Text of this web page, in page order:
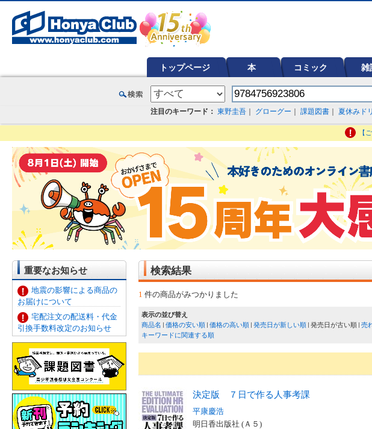
トップページ 本 コミック 雑
注目のキーワード： 東野圭吾 グローグー 課題図書 夏休みド
【
重要なお知らせ
地震の影響による商品の
お届けについて
宅配注文の配送料・代金
引換手数料改定のお知らせ
検索結果
1 件の商品がみつかりました
表示の並び替え
商品名
価格の安い順 価格の高い順 発売日が新しい順 発売日が古い順 売
キーワードに関連する順
決定版 ７日で作る人事考課
平康慶浩
明日香出版社 (Ａ５)